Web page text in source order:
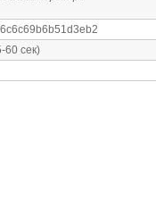
60 сек)